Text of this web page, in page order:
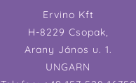
Ervino Kft
H-8229 Csopak,
Arany János u. 1.
UNGARN